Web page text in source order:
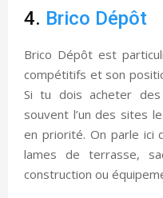
4. Brico Dépôt
Brico Dépôt est
compétitifs et son
Si tu dois acheter des
souvent l’un des sites
en priorité. On parle ici
lames de terrasse,
construction ou